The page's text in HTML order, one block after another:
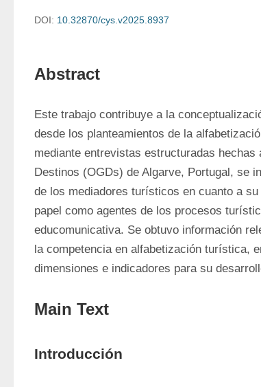
DOI: 10.32870/cys.v2025.8937
Abstract
Este trabajo contribuye a la
desde los planteamientos de la
mediante entrevistas estructuradas
Destinos (OGDs) de Algarve, Portugal, se
de los mediadores turísticos en cuanto a
papel como agentes de los procesos
educomunicativa. Se obtuvo información
la competencia en alfabetización turística,
dimensiones e indicadores para su
Main Text
Introducción